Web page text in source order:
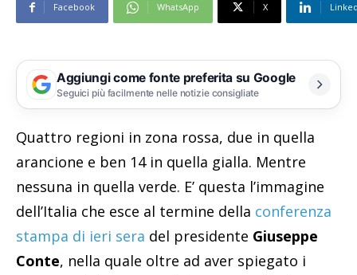
Facebook WhatsApp X
Aggiungi come fonte preferita su Google
Seguici più facilmente nelle notizie consigliate
Quattro regioni in zona rossa, due in quella
arancione e ben 14 in quella gialla. Mentre
nessuna in quella verde. E’ questa l’immagine
dell’Italia che esce al termine della conferenza
stampa di ieri sera del presidente Giuseppe
Conte, nella quale oltre ad aver spiegato i